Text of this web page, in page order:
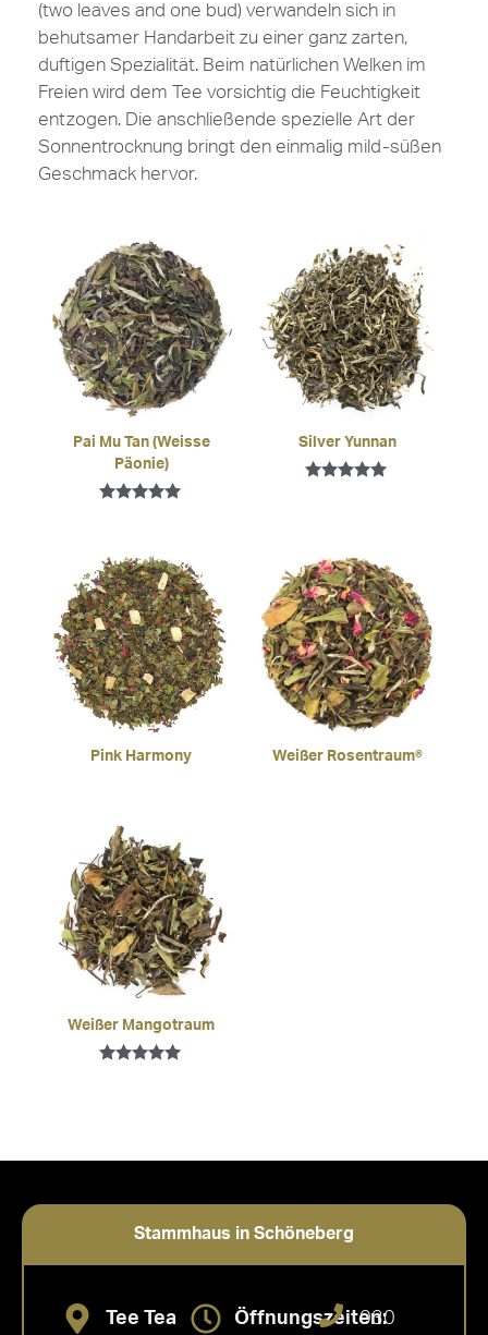
(two leaves and one bud) verwandeln sich in
behutsamer Handarbeit zu einer ganz zarten,
duftigen Spezialität. Beim natürlichen Welken im
Freien wird dem Tee vorsichtig die Feuchtigkeit
entzogen. Die anschließende spezielle Art der
Sonnentrocknung bringt den einmalig mild-süßen
Geschmack hervor.
Pai Mu Tan (Weisse
Päonie)
Silver Yunnan
Pink Harmony Weißer Rosentraum®
Weißer Mangotraum
Stammhaus in Schöneberg
Tee Tea
Öffnungszeiten:
030